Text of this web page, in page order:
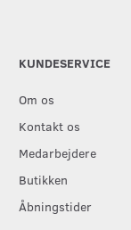
KUNDESERVICE
Om os
Kontakt os
Medarbejdere
Butikken
Åbningstider